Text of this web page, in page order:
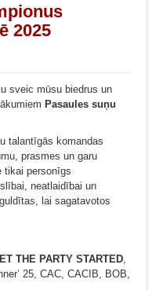
2025
sveic mūsu biedrus un
Pasaules suņu
talantīgās komandas
prasmes un garu
tikai personīgs
neatlaidībai un
lai sagatavotos
THE PARTY STARTED
25, CAC, CACIB, BOB,